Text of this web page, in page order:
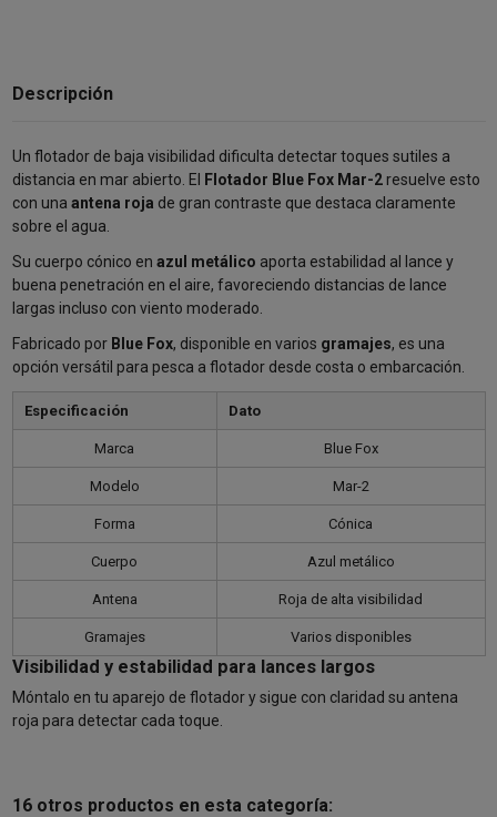
Descripción
Un flotador de baja visibilidad dificulta detectar toques sutiles a
distancia en mar abierto. El
Flotador Blue Fox Mar-2resuelve esto
con una antena roja de gran contraste que destaca claramente
sobre el agua.
Su cuerpo cónico en azul metálico aporta estabilidad al lance y
buena penetración en el aire, favoreciendo distancias de lance
largas incluso con viento moderado.
Fabricado por Blue Fox, disponible en varios gramajes, es una
opción versátil para pesca a flotador desde costa o embarcación.
Especificación Dato
Marca Blue Fox
Modelo Mar-2
Forma Cónica
Cuerpo Azul metálico
Antena Roja de alta visibilidad
Gramajes Varios disponibles
Visibilidad y estabilidad para lances largos
Móntalo en tu aparejo de flotador y sigue con claridad su antena
roja para detectar cada toque.
16 otros productos en esta categoría: